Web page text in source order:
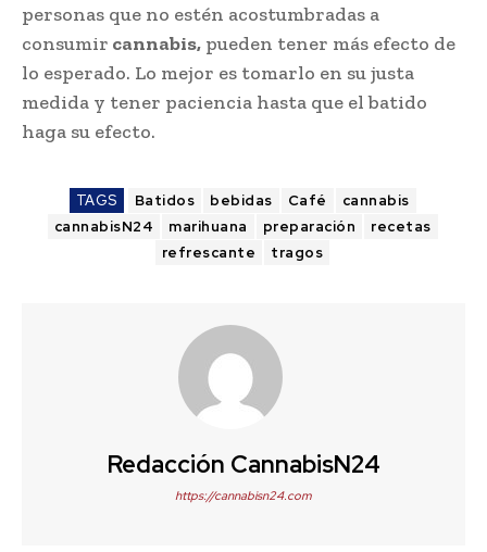
personas que no estén acostumbradas a
consumir cannabis, pueden tener más efecto de
lo esperado. Lo mejor es tomarlo en su justa
medida y tener paciencia hasta que el batido
haga su efecto.
TAGS Batidos bebidas Café
cannabis
cannabisN24
marihuana preparación
recetas
refrescante
tragos
Redacción CannabisN24
https://cannabisn24.com